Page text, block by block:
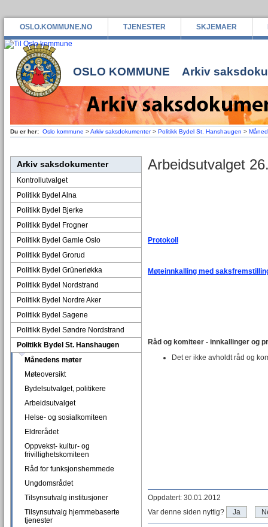
OSLO.KOMMUNE.NO TJENESTER SKJEMAER
OSLO KOMMUNE Arkiv
Du er her: Oslo kommune >Arkiv saksdokumenter> Politikk Bydel St. Hanshaugen >
Arkiv saksdokumenter
Kontrollutvalget
Politikk Bydel Alna
Politikk Bydel Bjerke
Politikk Bydel Frogner
Politikk Bydel Gamle Oslo
Politikk Bydel Grorud
Politikk Bydel Grünerløkka
Politikk Bydel Nordstrand
Politikk Bydel Nordre Aker
Politikk Bydel Sagene
Politikk Bydel Søndre Nordstrand
Politikk Bydel St. Hanshaugen
Månedens møter
Møteoversikt
Bydelsutvalget, politikere
Arbeidsutvalget
Helse- og sosialkomiteen
Eldrerådet
Oppvekst- kultur- og
frivillighetskomiteen
Råd for funksjonshemmede
Ungdomsrådet
Tilsynsutvalg institusjoner
Tilsynsutvalg hjemmebaserte
tjenester
Arbeidsutvalget
Protokoll
Møteinnkalling med
Råd og komiteer - innkallinger og
Det er ikke avholdt råd og
Oppdatert: 30.01.2012
Var denne siden nyttig?
Ja